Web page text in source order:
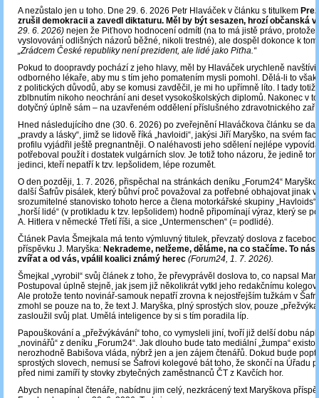
A nezůstalo jen u toho. Dne 29. 6. 2026 Petr Hlaváček v článku s titulkem
zrušil demokracii a zavedl diktaturu. Měl by být sesazen, hrozí občanská
29. 6. 2026) nejen že Piťhovo hodnocení odmítl (na to má jistě právo, protože
vyslovování odlišných názorů běžné, nikoli trestné), ale dospěl dokonce k
„Zrádcem České republiky není prezident, ale lidé jako Piťha.“
Pokud to doopravdy pochází z jeho hlavy, měl by Hlaváček urychleně
odborného lékaře, aby mu s tím jeho pomatením mysli pomohl. Dělá-li to však
z politických důvodů, aby se komusi zavděčil, je mi ho upřímně líto. I tady totiž
zblbnutím nikoho neochrání ani deset vysokoškolských diplomů. Nakonec v
dotyčný úplně sám – na uzavřeném oddělení příslušného zdravotnického
Hned následujícího dne (30. 6. 2026) po zveřejnění Hlaváčkova článku se
„pravdy a lásky“, jimž se lidově říká „havloidi“, jakýsi Jiří Maryško, na svém
profilu vyjádřil ještě pregnantněji. O naléhavosti jeho sdělení nejlépe
potřeboval použít i dostatek vulgárních slov. Je totiž toho názoru, že jedině
jedinci, kteří nepatří k tzv. lepšolidem, lépe rozumět.
O den později, 1. 7. 2026, přispěchal na stránkách deníku „Forum24“
další Šafrův pisálek, který bůhví proč považoval za potřebné obhajovat jinak
srozumitelné stanovisko tohoto herce a člena motorkářské skupiny
„horší lidé“ (v protikladu k tzv. lepšolidem) hodně připomínají výraz, který se
A. Hitlera v německé Třetí říši, a sice „Untermenschen“ (= podlidé).
Článek Pavla Šmejkala má tento výmluvný titulek, převzatý doslova z
příspěvku J. Maryška: Nekrademe, nelžeme, děláme, na co stačíme. To nás
zvířat a od vás, vpálil koalici známý herec (Forum24, 1. 7. 2026).
Šmejkal „vyrobil“ svůj článek z toho, že převyprávěl doslova to, co napsal
Postupoval úplně stejně, jak jsem již několikrát vytkl jeho redakčnímu
Ale protože tento novinář-samouk nepatří zrovna k nejostřejším tužkám v
zmohl se pouze na to, že text J. Maryška, plný sprostých slov, pouze
zasloužil svůj plat. Umělá inteligence by si s tím poradila líp.
Papouškování a „přežvýkávání“ toho, co vymysleli jiní, tvoří již delší dobu
„novinářů“ z deníku „Forum24“. Jak dlouho bude tato mediální „žumpa“
nerozhodně Babišova vláda, nýbrž jen a jen zájem čtenářů. Dokud bude
sprostých slovech, nemusí se Šafrovi kolegové bát toho, že skončí na Úřadu
před nimi zamíří ty stovky zbytečných zaměstnanců ČT z Kavčích hor.
Abych nenapínal čtenáře, nabídnu jim celý, nezkrácený text Maryškova